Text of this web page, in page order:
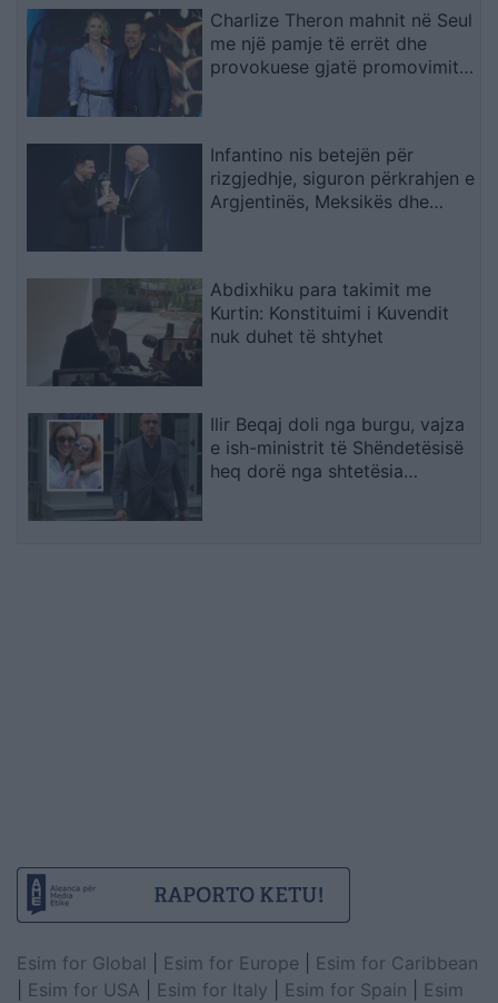
Charlize Theron mahnit në Seul
me një pamje të errët dhe
provokuese gjatë promovimit
Infantino nis betejën për
rizgjedhje, siguron përkrahjen e
Argjentinës, Meksikës dhe
Abdixhiku para takimit me
Kurtin: Konstituimi i Kuvendit
nuk duhet të shtyhet
Ilir Beqaj doli nga burgu, vajza
e ish-ministrit të Shëndetësisë
heq dorë nga shtetësia
Esim for Global Esim for Europe
Esim for Caribbean
Esim for USA Esim for Italy Esim for Spain
Esim